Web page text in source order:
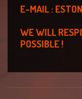
E-MAIL :
WE WILL
POSSIBLE !